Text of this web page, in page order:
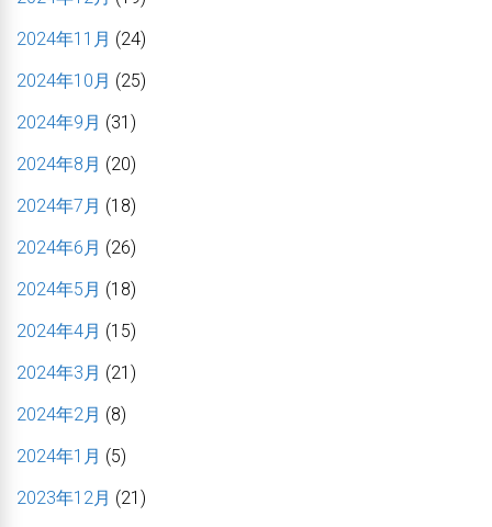
2024年11月 (24)
2024年10月 (25)
2024年9月 (31)
2024年8月 (20)
2024年7月 (18)
2024年6月 (26)
2024年5月 (18)
2024年4月 (15)
2024年3月 (21)
2024年2月 (8)
2024年1月 (5)
2023年12月 (21)